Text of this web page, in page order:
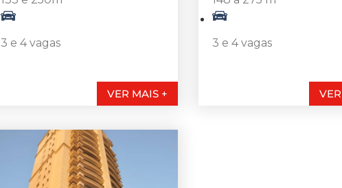
3 e 4 vagas
VER MAIS +
3 e 4 vagas